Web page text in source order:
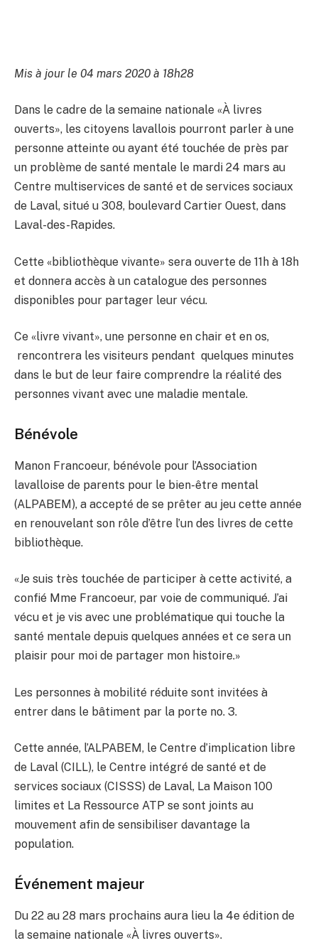
Mis à jour le 04 mars 2020 à 18h28
Dans le cadre de la semaine nationale «À livres
ouverts», les citoyens lavallois pourront parler à une
personne atteinte ou ayant été touchée de près par
un problème de santé mentale le mardi 24 mars au
Centre multiservices de santé et de services sociaux
de Laval, situé u 308, boulevard Cartier Ouest, dans
Laval-des-Rapides.
Cette «bibliothèque vivante» sera ouverte de 11h à 18h
et donnera accès à un catalogue des personnes
disponibles pour partager leur vécu.
Ce «livre vivant», une personne en chair et en os,
rencontrera les visiteurs pendant quelques minutes
dans le but de leur faire comprendre la réalité des
personnes vivant avec une maladie mentale.
Bénévole
Manon Francoeur, bénévole pour l’Association
lavalloise de parents pour le bien-être mental
(ALPABEM), a accepté de se prêter au jeu cette année
en renouvelant son rôle d’être l’un des livres de cette
bibliothèque.
«Je suis très touchée de participer à cette activité, a
confié Mme Francoeur, par voie de communiqué. J’ai
vécu et je vis avec une problématique qui touche la
santé mentale depuis quelques années et ce sera un
plaisir pour moi de partager mon histoire.»
Les personnes à mobilité réduite sont invitées à
entrer dans le bâtiment par la porte no. 3.
Cette année, l’ALPABEM, le Centre d’implication libre
de Laval (CILL), le Centre intégré de santé et de
services sociaux (CISSS) de Laval, La Maison 100
limites et La Ressource ATP se sont joints au
mouvement afin de sensibiliser davantage la
population.
Événement majeur
Du 22 au 28 mars prochains aura lieu la 4e édition de
la semaine nationale «À livres ouverts».